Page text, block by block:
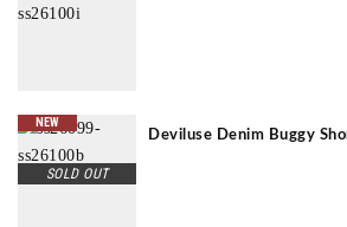
NEW
SOLD OUT
Deviluse Denim Buggy